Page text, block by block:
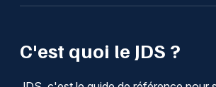
C'est quoi le JDS ?